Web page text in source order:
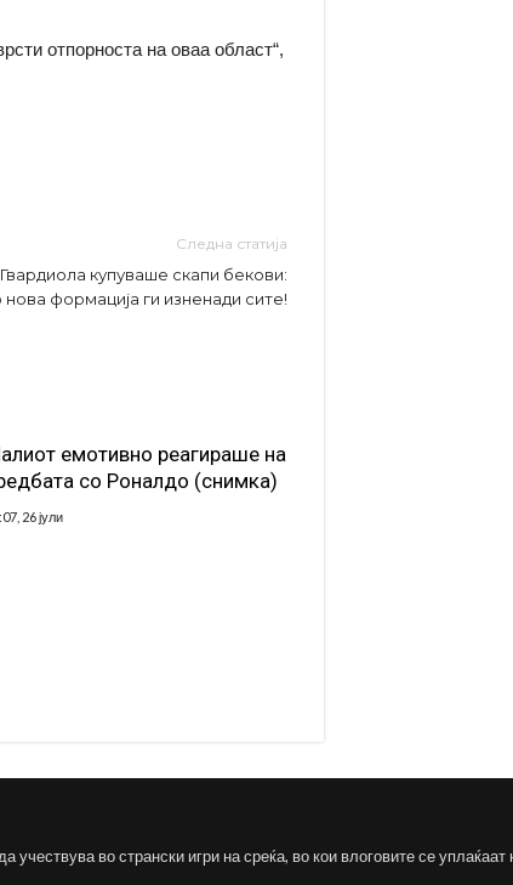
отпорноста на оваа област“,
Следна статија
купуваше скапи бекови:
формација ги изненади сите!
емотивно реагираше на
со Роналдо (снимка)
26 јули
во странски игри на среќа, во кои влоговите се уплаќаат